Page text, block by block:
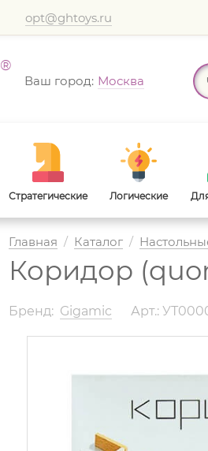
opt@ghtoys.ru
®
Ваш город: Москва
Стратегические Логические
Главная / Каталог /
Коридор
Бренд: Gigamic Арт.: